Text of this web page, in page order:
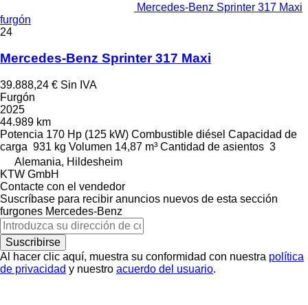
Mercedes-Benz Sprinter 317 Maxi
furgón
24
Mercedes-Benz Sprinter 317 Maxi
39.888,24 € Sin IVA
Furgón
2025
44.989 km
Potencia 170 Hp (125 kW) Combustible diésel Capacidad de
carga 931 kg Volumen 14,87 m³ Cantidad de asientos 3
Alemania, Hildesheim
KTW GmbH
Contacte con el vendedor
Suscríbase para recibir anuncios nuevos de esta sección
furgones Mercedes-Benz
Suscribirse
Al hacer clic aquí, muestra su conformidad con nuestra política
de privacidad y nuestro acuerdo del usuario.